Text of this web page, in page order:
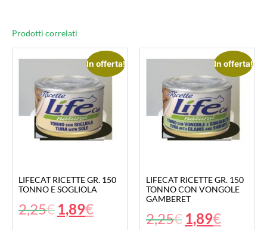
Prodotti correlati
In offerta!
LIFECAT RICETTE GR. 150
TONNO E SOGLIOLA
2,25€ 1,89€
In offerta!
LIFECAT RICETTE GR. 150
TONNO CON VONGOLE
GAMBERET
2,25€ 1,89€